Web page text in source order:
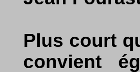
Plus court
convient